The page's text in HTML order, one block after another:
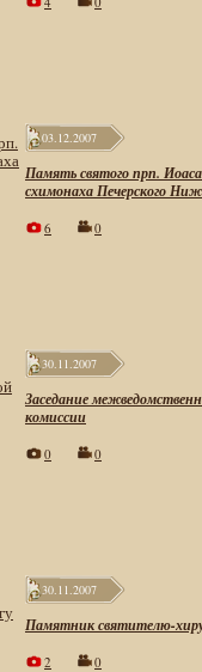
03.12.2007
Память святого прп.
схимонаха Печерского
6 0
30.11.2007
Заседание
комиссии
0 0
30.11.2007
Памятник святителю-
2 0